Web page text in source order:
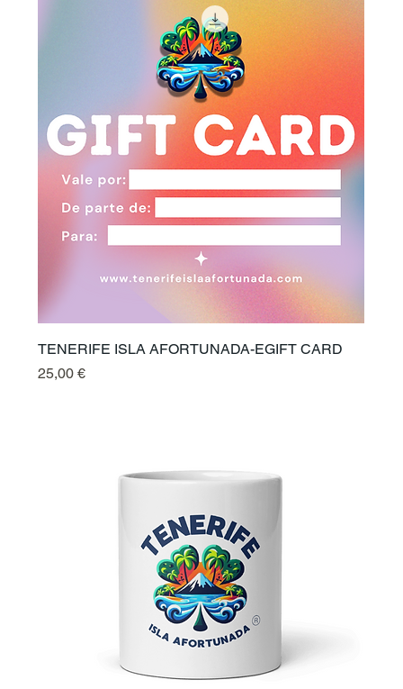
TENERIFE ISLA AFORTUNADA-EGIFT CARD
Preis
25,00 €